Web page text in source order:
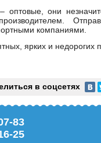
они
компаниями.
ярких и недорогих
в соцсетях
83
25